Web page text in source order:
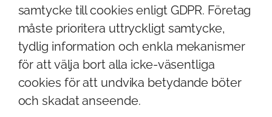
samtycke till cookies enligt GDPR. Företag
måste prioritera uttryckligt samtycke,
tydlig information och enkla mekanismer
för att välja bort alla icke-väsentliga
cookies för att undvika betydande böter
och skadat anseende.